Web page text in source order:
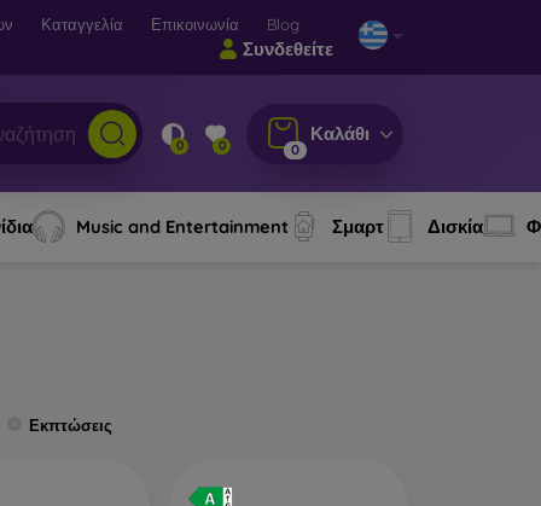
Καταγγελία Επικοινωνία Blog
Συνδεθείτε
0 0 0
Καλάθι
Music and Entertainment Σμαρτ Δισκία
Εκπτώσεις